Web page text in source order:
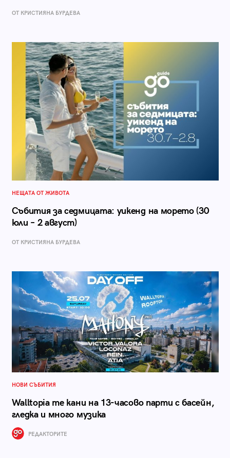
ОТ КРИСТИЯНА БУРДЕВА
НЕЩАТА ОТ ЖИВОТА
Събития за седмицата: уикенд на морето (30
юли – 2 август)
ОТ КРИСТИЯНА БУРДЕВА
НОВИ СЪБИТИЯ
Walltopia те кани на 13-часово парти с басейн,
гледка и много музика
РЕДАКТОРИТЕ